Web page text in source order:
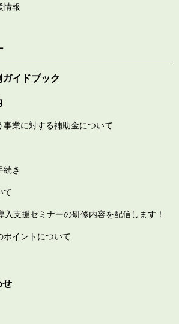
情報
イドブック
事業に対する補助金について
続き
て
入支援セミナーの研修内容を配信します！
ポイントについて
せ